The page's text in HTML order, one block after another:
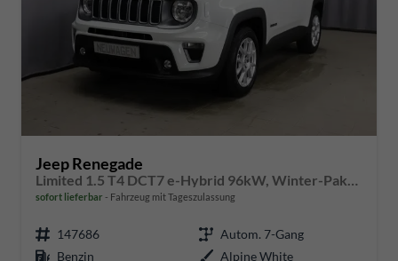
Jeep Renegade
Limited 1.5 T4 DCT7 e-Hybrid 96kW, Winter-Paket, AppleCarPlay&Android Auto, Radio DAB, Tempomat, Rückfahrkamera, LaneSense, Lichtsensor, Nebelscheinwerfer, 17"-Leichtmetallfelgen, uvm.
sofort lieferbar Fahrzeug mit Tageszulassung
147686
Autom. 7-Gang
Benzin
Alpine White